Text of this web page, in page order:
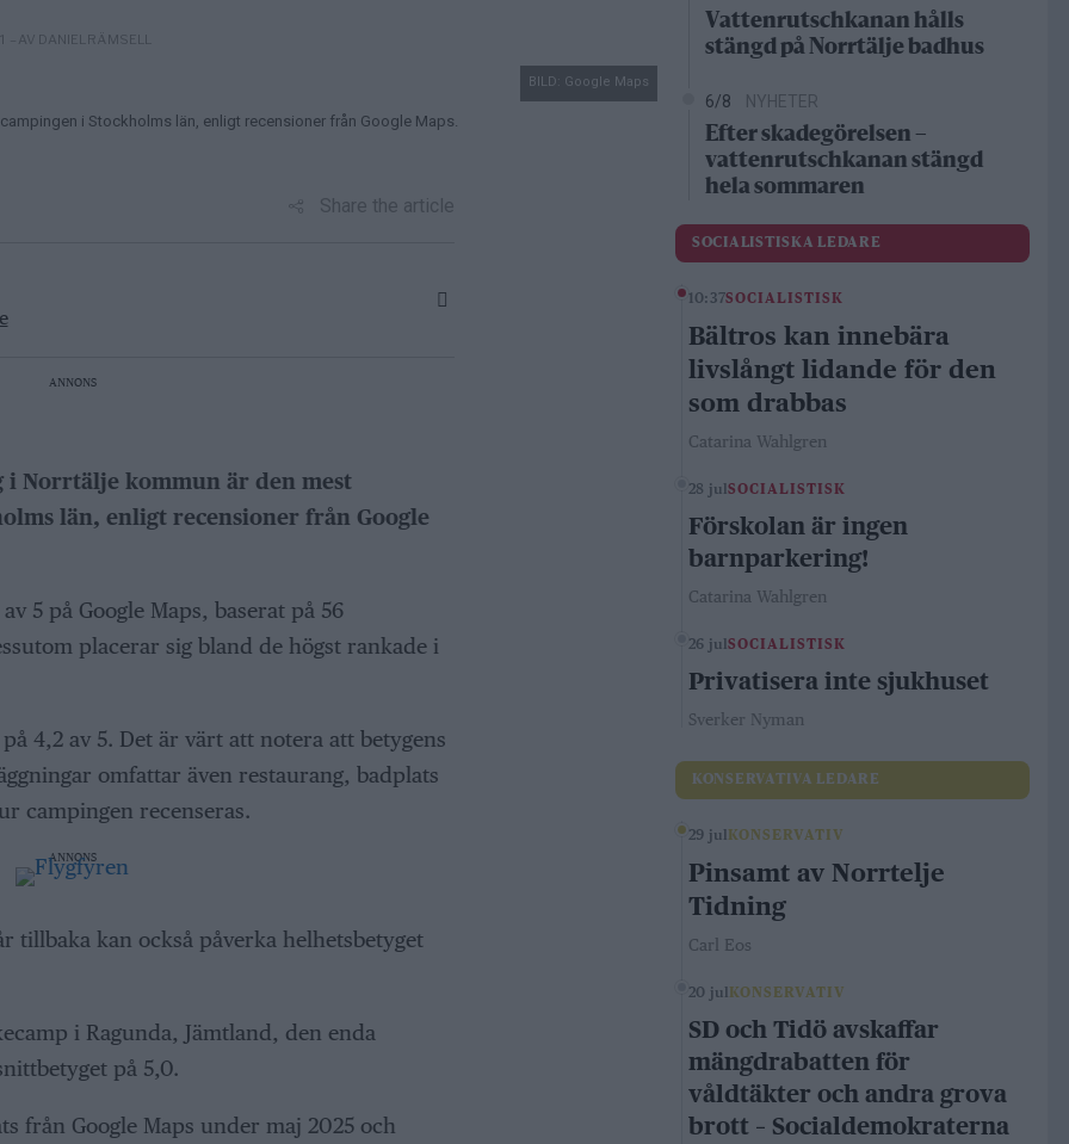
– AV DANIEL RÄMSELL
BILD: Google Maps
i Stockholms län, enligt recensioner från Google Maps.
Share the article
ANNONS
i Norrtälje kommun är den mest
län, enligt recensioner från Google
5 på Google Maps, baserat på 56
placerar sig bland de högst rankade i
4,2 av 5. Det är värt att notera att betygens
omfattar även restaurang, badplats
campingen recenseras.
ANNONS
tillbaka kan också påverka helhetsbetyget
i Ragunda, Jämtland, den enda
på 5,0.
från Google Maps under maj 2025 och
Vattenrutschkanan hålls
stängd på Norrtälje badhus
6/8 NYHETER
Efter skadegörelsen –
vattenrutschkanan stängd
hela sommaren
SOCIALISTISKA LEDARE
10:37SOCIALISTISK
Bältros kan innebära
livslångt lidande för den
som drabbas
Catarina Wahlgren
28 julSOCIALISTISK
Förskolan är ingen
barnparkering!
Catarina Wahlgren
26 julSOCIALISTISK
Privatisera inte sjukhuset
Sverker Nyman
KONSERVATIVA LEDARE
29 jul KONSERVATIV
Pinsamt av Norrtelje
Tidning
Carl Eos
20 jul KONSERVATIV
SD och Tidö avskaffar
mängdrabatten för
våldtäkter och andra grova
brott – Socialdemokraterna